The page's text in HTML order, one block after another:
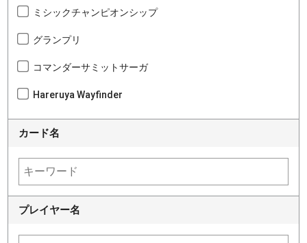
ミシックチャンピオンシップ
グランプリ
コマンダーサミットサーガ
Hareruya Wayfinder
カード名
プレイヤー名